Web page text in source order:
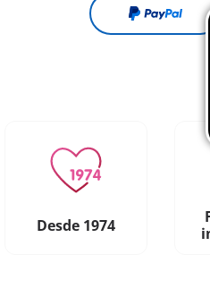
Desde 1974